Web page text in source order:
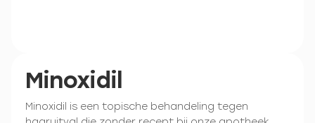
Minoxidil
Minoxidil is een topische behandeling tegen